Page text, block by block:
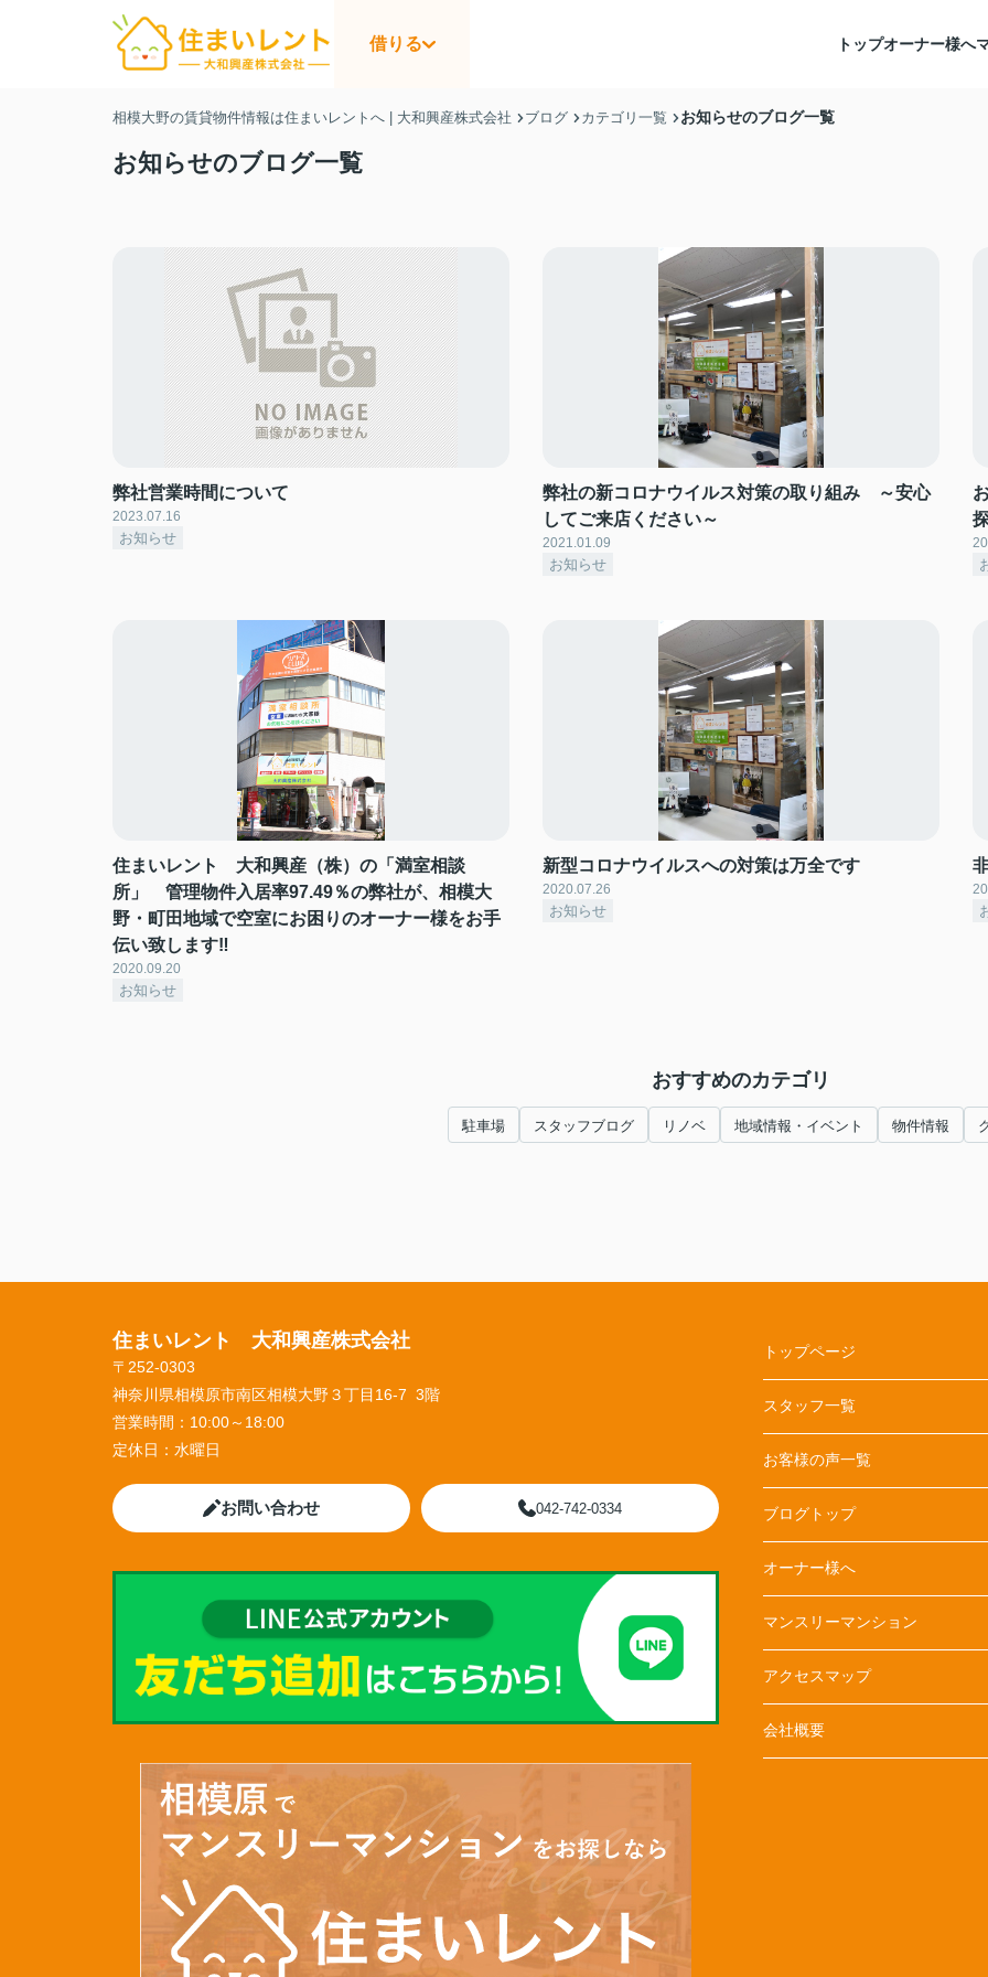
借りる トップオーナー様へ
相模大野の賃貸物件情報は住まいレントへ | 大和興産株式会社 ブログ カテゴリ一覧 お知らせのブログ一覧
お知らせのブログ一覧
弊社営業時間について
2023.07.16
お知らせ
弊社の新コロナウイルス対策の取り組み ～安心
してご来店ください～
2021.01.09
お知らせ
住まいレント 大和興産（株）の「満室相談
所」 管理物件入居率97.49％の弊社が、相模大
野・町田地域で空室にお困りのオーナー様をお手
伝い致します‼
2020.09.20
お知らせ
新型コロナウイルスへの対策は万全です
2020.07.26
お知らせ
おすすめのカテゴリ
駐車場 スタッフブログ リノベ 地域情報・イベント 物件情報
住まいレント 大和興産株式会社
〒252-0303
神奈川県相模原市南区相模大野３丁目16-7 3階
営業時間： 10:00～18:00
定休日： 水曜日
お問い合わせ 042-742-0334
トップページ
スタッフ一覧
お客様の声一覧
ブログトップ
オーナー様へ
マンスリーマンション
アクセスマップ
会社概要